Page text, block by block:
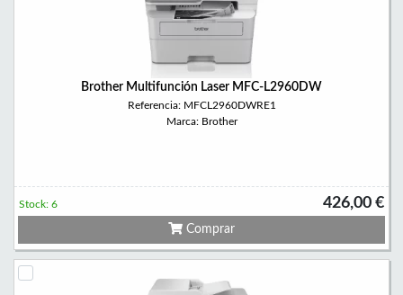
Brother Multifunción Laser MFC-L2960DW
Referencia: MFCL2960DWRE1
Marca: Brother
426,00 €
Stock: 6
Comprar